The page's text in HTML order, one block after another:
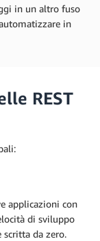
in un altro fuso
in
REST
applicazioni con
di sviluppo
scritta da zero.